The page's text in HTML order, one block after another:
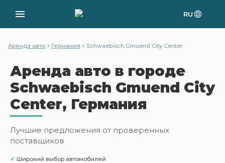
RU
Аренда авто › Германия › Schwaebisch Gmuend City Center
Аренда авто в городе
Schwaebisch Gmuend City
Center, Германия
Лучшие предложения от проверенных
поставщиков
✓ Широкий выбор автомобилей